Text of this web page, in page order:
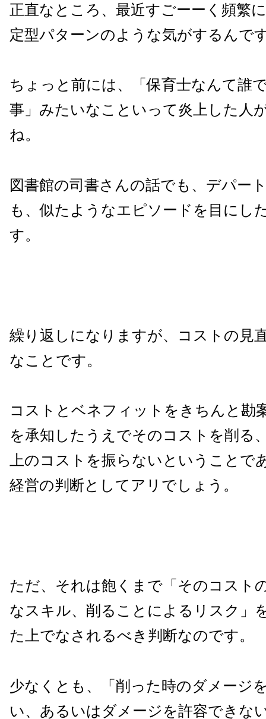
正直なところ、最近すごーーく頻繁
定型パターンのような気がするんで
ちょっと前には、「保育士なんて誰
事」みたいなこといって炎上した人
ね。
図書館の司書さんの話でも、デパー
も、似たようなエピソードを目にし
す。
繰り返しになりますが、コストの見
なことです。
コストとベネフィットをきちんと勘
を承知したうえでそのコストを削る
上のコストを振らないということで
経営の判断としてアリでしょう。
ただ、それは飽くまで「そのコスト
なスキル、削ることによるリスク」
た上でなされるべき判断なのです。
少なくとも、「削った時のダメージ
い、あるいはダメージを許容できな